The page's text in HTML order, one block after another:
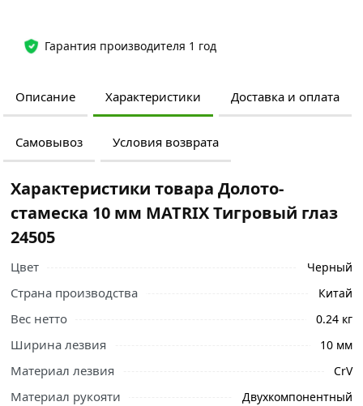
Гарантия производителя 1 год
Описание Характеристики Доставка и оплата
Самовывоз Условия возврата
описанием и отзывами о товаре, чтобы сделать
правильный выбор и заказать онлайн. Наши
Характеристики товара Долото-
стамеска 10 мм MATRIX Тигровый глаз
24505
Цвет Черный
Страна производства Китай
Вес нетто 0.24 кг
Ширина лезвия 10 мм
Материал лезвия CrV
Материал рукояти Двухкомпонентный